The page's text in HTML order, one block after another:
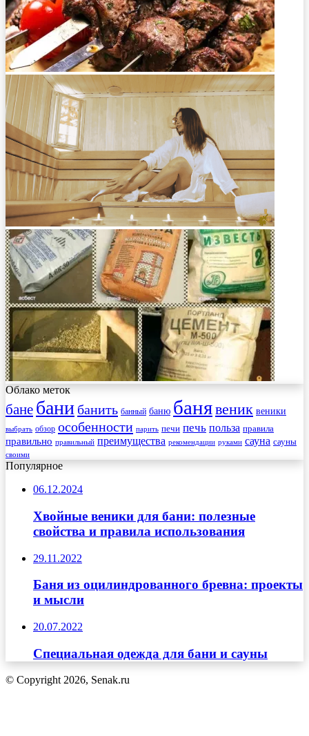
Облако меток
бане бани банить банный баню банявеник веники
выбрать обзор особенности парить печи печь польза правила
правильно правильный преимущества рекомендации руками сауна сауны
своими
Популярное
06.12.2024
Хвойные веники для бани: полезные
свойства и правила использования
29.11.2022
Баня из оцилиндрованного бревна: проекты
и мысли
20.07.2022
Специальная одежда для бани и сауны
© Copyright 2026, Senak.ru